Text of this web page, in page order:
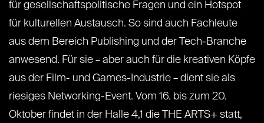
für gesellschaftspolitische Fragen und ein Hotspot
für kulturellen Austausch. So sind auch Fachleute
aus dem Bereich Publishing und der Tech-Branche
anwesend. Für sie – aber auch für die kreativen Köpfe
aus der Film- und Games-Industrie – dient sie als
riesiges Networking-Event. Vom 16. bis zum 20.
Oktober findet in der Halle 4,1 die THE ARTS+ statt,